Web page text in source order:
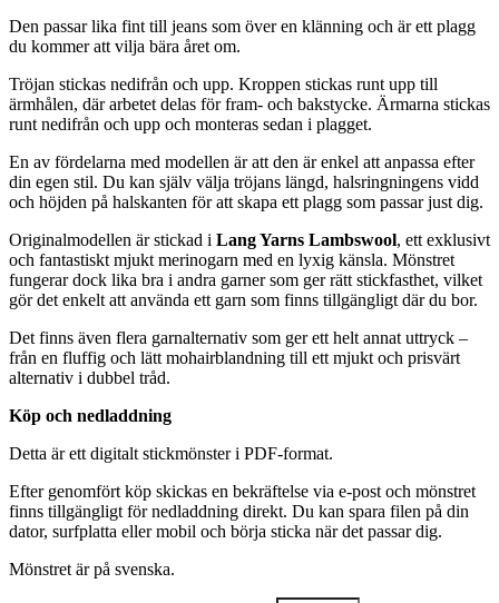
Den passar lika fint till jeans som över en klänning och är ett plagg
du kommer att vilja bära året om.
Tröjan stickas nedifrån och upp. Kroppen stickas runt upp till
ärmhålen, där arbetet delas för fram- och bakstycke. Ärmarna stickas
runt nedifrån och upp och monteras sedan i plagget.
En av fördelarna med modellen är att den är enkel att anpassa efter
din egen stil. Du kan själv välja tröjans längd, halsringningens vidd
och höjden på halskanten för att skapa ett plagg som passar just dig.
Originalmodellen är stickad i Lang Yarns Lambswool, ett exklusivt
och fantastiskt mjukt merinogarn med en lyxig känsla. Mönstret
fungerar dock lika bra i andra garner som ger rätt stickfasthet, vilket
gör det enkelt att använda ett garn som finns tillgängligt där du bor.
Det finns även flera garnalternativ som ger ett helt annat uttryck –
från en fluffig och lätt mohairblandning till ett mjukt och prisvärt
alternativ i dubbel tråd.
Köp och nedladdning
Detta är ett digitalt stickmönster i PDF-format.
Efter genomfört köp skickas en bekräftelse via e-post och mönstret
finns tillgängligt för nedladdning direkt. Du kan spara filen på din
dator, surfplatta eller mobil och börja sticka när det passar dig.
Mönstret är på svenska.